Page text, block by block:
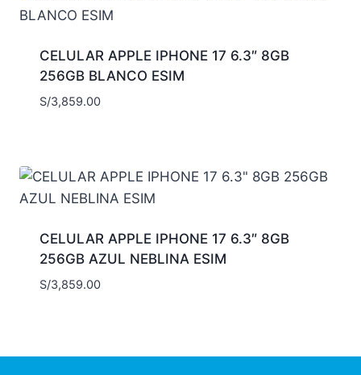
CELULAR APPLE IPHONE 17 6.3″ 8GB
256GB BLANCO ESIM
S/3,859.00
CELULAR APPLE IPHONE 17 6.3″ 8GB
256GB AZUL NEBLINA ESIM
S/3,859.00